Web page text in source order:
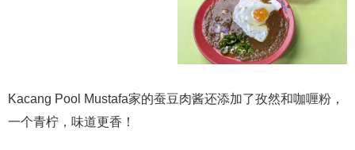
Kacang Pool Mustafa家的蚕豆肉酱还添加了孜然和咖喱粉，
一个青柠，味道更香！